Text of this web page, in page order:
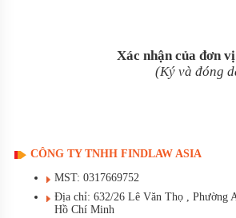
Xác nhận của đơn
(Ký và đóng
CÔNG TY TNHH FINDLAW ASIA
MST: 0317669752
Địa chỉ: 632/26 Lê Văn Thọ , Phường
Hồ Chí Minh